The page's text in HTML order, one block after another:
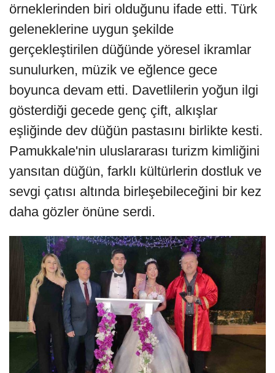
örneklerinden biri olduğunu ifade etti. Türk
geleneklerine uygun şekilde
gerçekleştirilen düğünde yöresel ikramlar
sunulurken, müzik ve eğlence gece
boyunca devam etti. Davetlilerin yoğun ilgi
gösterdiği gecede genç çift, alkışlar
eşliğinde dev düğün pastasını birlikte kesti.
Pamukkale'nin uluslararası turizm kimliğini
yansıtan düğün, farklı kültürlerin dostluk ve
sevgi çatısı altında birleşebileceğini bir kez
daha gözler önüne serdi.